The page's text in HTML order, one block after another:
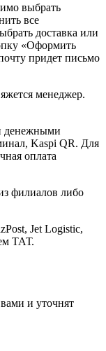
выбрать
все
доставка или
«Оформить
придет письмо
менеджер.
денежными
Kaspi QR. Для
оплата
филиалов либо
Jet Logistic,
ТАТ.
и уточнят